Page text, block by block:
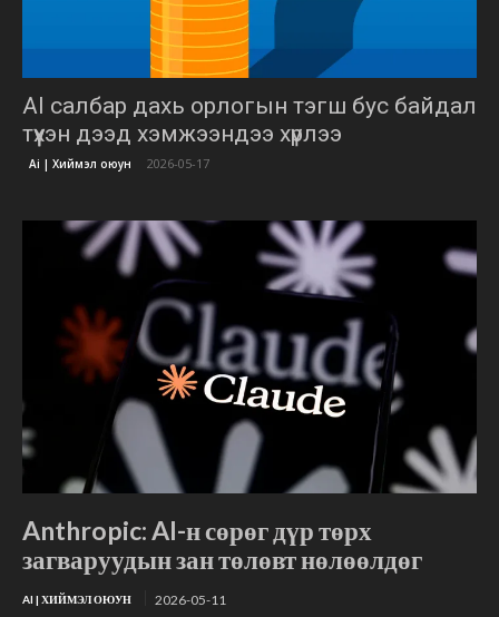
AI салбар дахь орлогын тэгш бус байдал
түүхэн дээд хэмжээндээ хүрлээ
Ai | Хиймэл оюун 2026-05-17
Anthropic: AI-н сөрөг дүр төрх
загваруудын зан төлөвт нөлөөлдөг
AI | ХИЙМЭЛ ОЮУН 2026-05-11